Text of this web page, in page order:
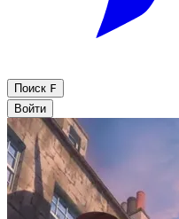
Поиск F
Войти